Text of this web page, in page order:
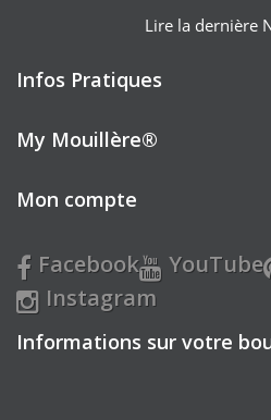
Lire la dernière
Infos Pratiques
My Mouillère®
Mon compte
Facebook YouTube
Instagram
Informations sur votre